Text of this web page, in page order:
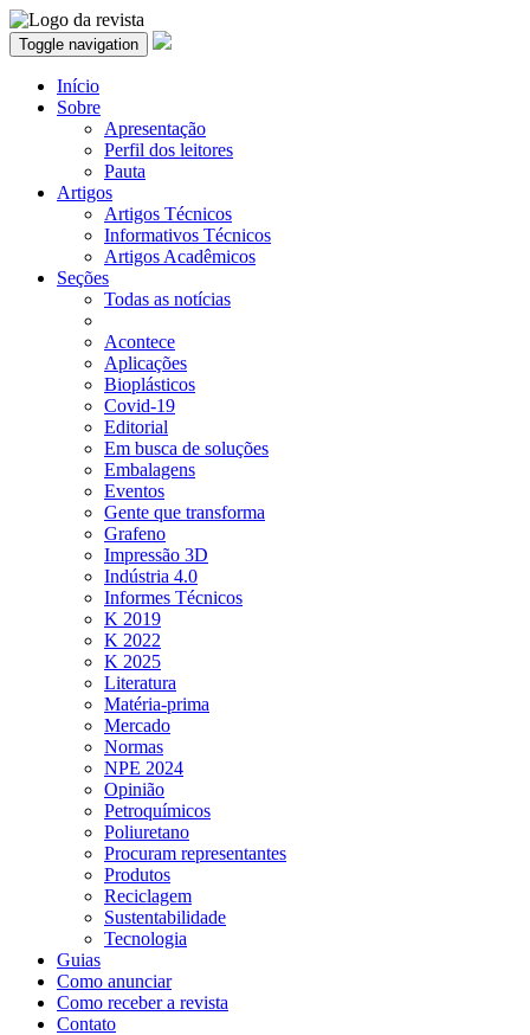
Toggle navigation
Início
Sobre
Apresentação
Perfil dos leitores
Pauta
Artigos
Artigos Técnicos
Informativos Técnicos
Artigos Acadêmicos
Seções
Todas as notícias
Acontece
Aplicações
Bioplásticos
Covid-19
Editorial
Em busca de soluções
Embalagens
Eventos
Gente que transforma
Grafeno
Impressão 3D
Indústria 4.0
Informes Técnicos
K 2019
K 2022
K 2025
Literatura
Matéria-prima
Mercado
Normas
NPE 2024
Opinião
Petroquímicos
Poliuretano
Procuram representantes
Produtos
Reciclagem
Sustentabilidade
Tecnologia
Guias
Como anunciar
Como receber a revista
Contato